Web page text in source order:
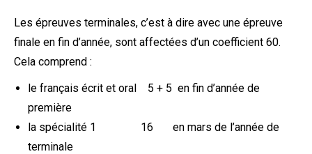
Les épreuves terminales, c’est à dire avec une épreuve
finale en fin d’année, sont affectées d’un coefficient 60.
Cela comprend :
le français écrit et oral 5 + 5 en fin d’année de
première
la spécialité 1 16 en mars de l’année de
terminale